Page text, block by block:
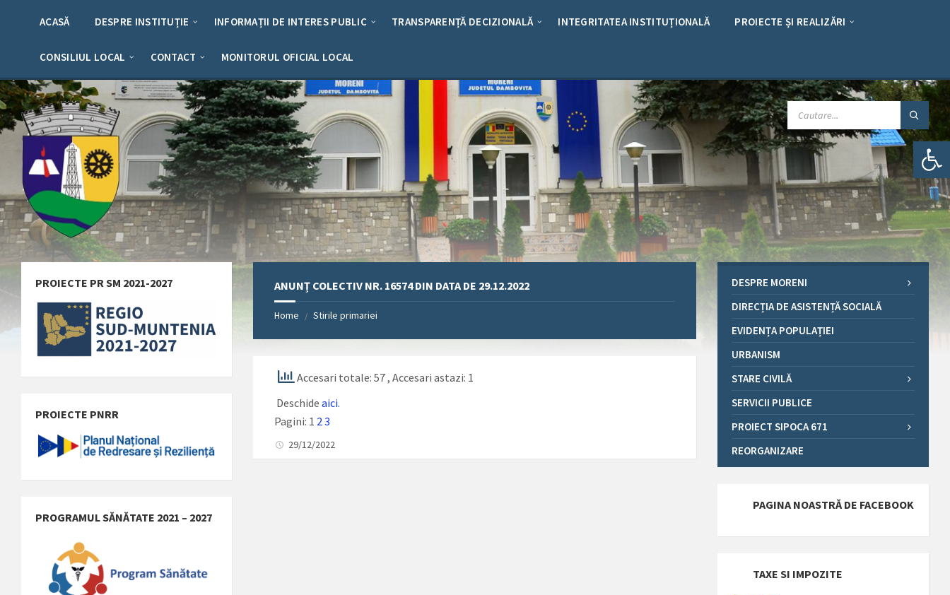
Deschide bara de unelte
ACASĂ DESPRE INSTITUȚIE INFORMAȚII DE INTERES PUBLIC TRANSPARENȚĂ DECIZIONALĂ INTEGRITATEA INSTITUȚIONALĂ PROIECTE ȘI REALIZĂRI
CONSILIUL LOCAL CONTACT MONITORUL OFICIAL LOCAL
CAUTARE:
ANUNȚ COLECTIV NR. 16574 DIN DATA DE 29.12.2022
Home / Stirile primariei
Accesari totale: 57, Accesari astazi: 1
Deschideaici.
Pagini: 1 2 3
29/12/2022
PROIECTE PR SM 2021-2027
PROIECTE PNRR
PROGRAMUL SĂNĂTATE 2021 – 2027
DESPRE MORENI
DIRECȚIA DE ASISTENȚĂ SOCIALĂ
EVIDENȚA POPULAȚIEI
URBANISM
STARE CIVILĂ
SERVICII PUBLICE
PROIECT SIPOCA 671
REORGANIZARE
PAGINA NOASTRĂ DE FACEBOOK
TAXE SI IMPOZITE